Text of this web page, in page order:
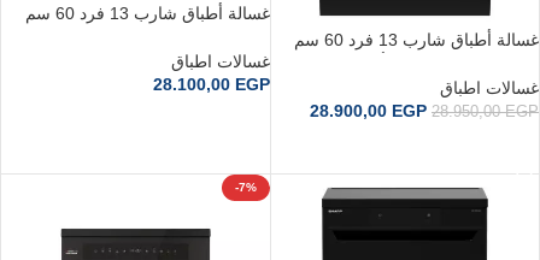
غسالة أطباق شارب 13 فرد 60 سم
V813-BK2
غسالات اطباق
28.950,00EGP
28.900,00 EGP
غسالة أطباق شارب 13 فرد 60 سم
V813-SS2
غسالات اطباق
28.100,00 EGP
-7%